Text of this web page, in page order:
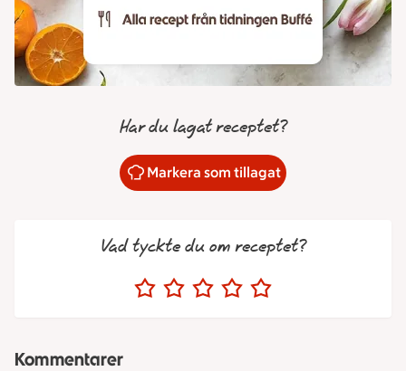
Har du lagat receptet?
Markera som tillagat
Vad tyckte du om receptet?
Kommentarer